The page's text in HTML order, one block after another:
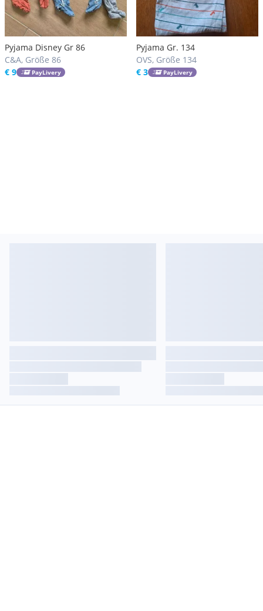
Pyjama Disney Gr 86
C&A, Größe 86
€ 9
PayLivery
Pyjama Gr. 134
OVS, Größe 134
€ 3
PayLivery